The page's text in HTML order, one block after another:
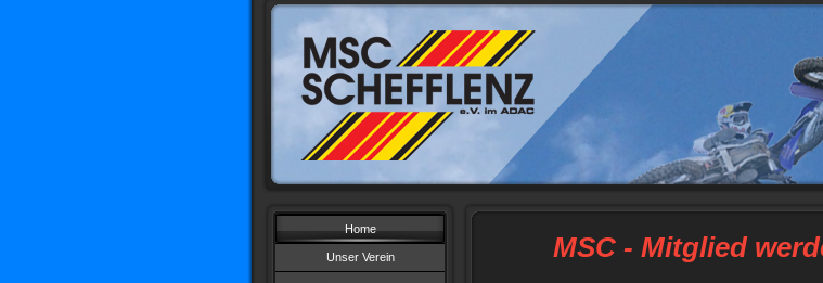
Home
Unser Verein MSC - Mitglied